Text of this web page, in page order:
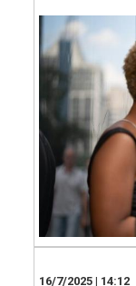
16/7/2025 | 14:12